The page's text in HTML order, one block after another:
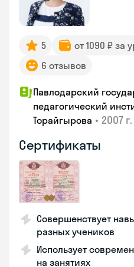
5 от 1090 ₽ за
6 отзывов
Павлодарский
педагогический
Торайгырова • 2007 г.
Сертификаты
Совершенствует
разных учеников
Использует
на занятиях